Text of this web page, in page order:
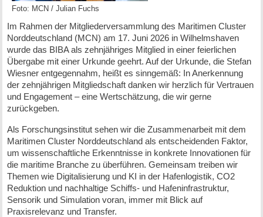
Foto: MCN / Julian Fuchs
Im Rahmen der Mitgliederversammlung des Maritimen Cluster
Norddeutschland (MCN) am 17. Juni 2026 in Wilhelmshaven
wurde das BIBA als zehnjähriges Mitglied in einer feierlichen
Übergabe mit einer Urkunde geehrt. Auf der Urkunde, die Stefan
Wiesner entgegennahm, heißt es sinngemäß: In Anerkennung
der zehnjährigen Mitgliedschaft danken wir herzlich für Vertrauen
und Engagement – eine Wertschätzung, die wir gerne
zurückgeben.
Als Forschungsinstitut sehen wir die Zusammenarbeit mit dem
Maritimen Cluster Norddeutschland als entscheidenden Faktor,
um wissenschaftliche Erkenntnisse in konkrete Innovationen für
die maritime Branche zu überführen. Gemeinsam treiben wir
Themen wie Digitalisierung und KI in der Hafenlogistik, CO2
Reduktion und nachhaltige Schiffs- und Hafeninfrastruktur,
Sensorik und Simulation voran, immer mit Blick auf
Praxisrelevanz und Transfer.